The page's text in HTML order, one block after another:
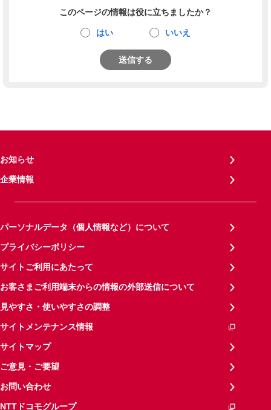
このページの情報は役に立ちましたか？
はい いいえ
送信する
お知らせ
企業情報
パーソナルデータ（個人情報など）について
プライバシーポリシー
サイトご利用にあたって
お客さまご利用端末からの情報の外部送信について
見やすさ・使いやすさの調整
サイトメンテナンス情報
サイトマップ
ご意見・ご要望
お問い合わせ
NTTドコモグループ